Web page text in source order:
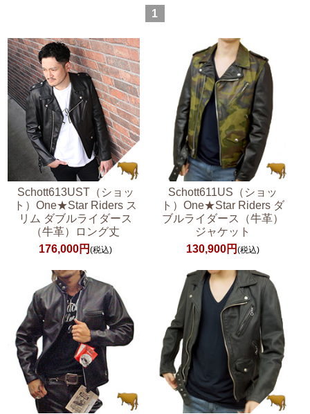
1
Schott613UST（ショッ
ト）One★Star Riders ス
リム ダブルライダース
（牛革）ロング丈
176,000円(税込)
Schott611US（ショッ
ト）One★Star Riders ダ
ブルライダース（牛革）
ジャケット
130,900円 (税込)